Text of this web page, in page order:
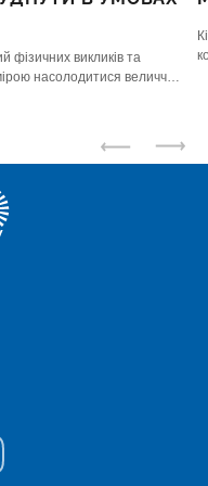
фізичних викликів та
насолодитися величчю